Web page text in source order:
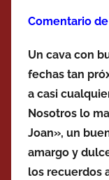
Comentario
Un cava con
fechas tan
a casi
Nosotros lo
Joan», un
amargo y
los recuerdos